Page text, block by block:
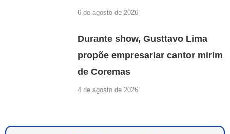
6 de agosto de 2026
Durante show, Gusttavo Lima
propõe empresariar cantor mirim
de Coremas
4 de agosto de 2026